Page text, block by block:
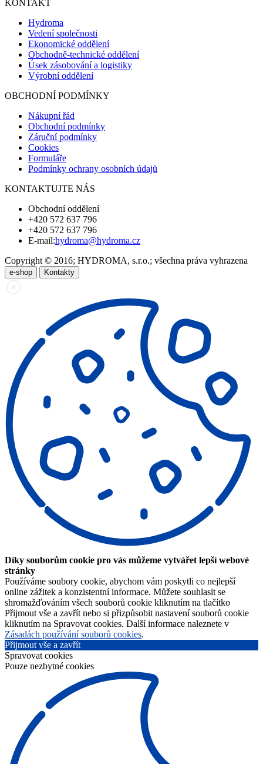
KONTAKT
Hydroma
Vedení společnosti
Ekonomické oddělení
Obchodně-technické oddělení
Úsek zásobování a logistiky
Výrobní oddělení
OBCHODNÍ PODMÍNKY
Nákupní řád
Obchodní podmínky
Záruční podmínky
Cookies
Formuláře
Podmínky ochrany osobních údajů
KONTAKTUJTE NÁS
Obchodní oddělení
+420 572 637 796
+420 572 637 796
E-mail:hydroma@hydroma.cz
Copyright © 2016; HYDROMA, s.r.o.; všechna práva vyhrazena
e-shop Kontakty
Díky souborům cookie pro vás můžeme vytvářet lepší webové
stránky
Používáme soubory cookie, abychom vám poskytli co nejlepší
online zážitek a konzistentní informace. Můžete souhlasit se
shromažďováním všech souborů cookie kliknutím na tlačítko
Přijmout vše a zavřít nebo si přizpůsobit nastavení souborů cookie
kliknutím na Spravovat cookies. Další informace naleznete v
Zásadách používání souborů cookies.
Přijmout vše a zavřít
Spravovat cookies
Pouze nezbytné cookies